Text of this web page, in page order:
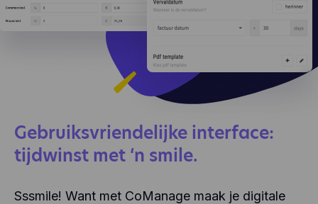
Gebruiksvriendelijke interface:
tijdwinst met ‘n smile.
Sssmile! Want met CoManage maak je digitale